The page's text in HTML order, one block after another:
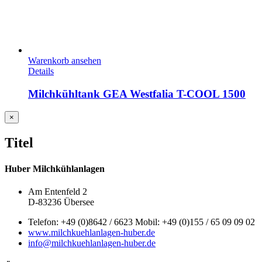
Warenkorb ansehen
Details
Milchkühltank GEA Westfalia T-COOL 1500
Close
product
view
×
Titel
Huber Milchkühlanlagen
Am Entenfeld 2
D-83236 Übersee
Telefon: +49 (0)8642 / 6623 Mobil: +49 (0)155 / 65 09 09 02
www.milchkuehlanlagen-huber.de
info@milchkuehlanlagen-huber.de